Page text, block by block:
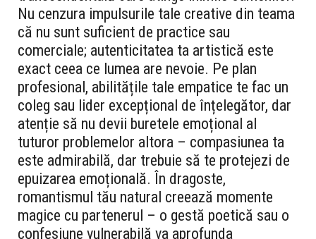
Nu cenzura impulsurile tale creative din teama
că nu sunt suficient de practice sau
comerciale; autenticitatea ta artistică este
exact ceea ce lumea are nevoie. Pe plan
profesional, abilitățile tale empatice te fac un
coleg sau lider excepțional de înțelegător, dar
atenție să nu devii buretele emoțional al
tuturor problemelor altora – compasiunea ta
este admirabilă, dar trebuie să te protejezi de
epuizarea emoțională. În dragoste,
romantismul tău natural creează momente
magice cu partenerul – o gestă poetică sau o
confesiune vulnerabilă va aprofunda